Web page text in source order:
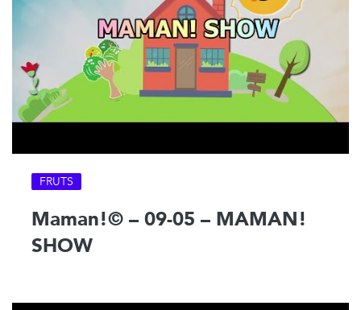
FRUTS
Maman!© – 09-05 – MAMAN!
SHOW